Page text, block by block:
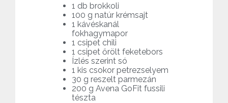
1 db brokkoli
100 g natúr krémsajt
1 kávéskanál
fokhagymapor
1 csipet chili
1 csipet őrölt feketebors
Ízlés szerint só
1 kis csokor petrezselyem
30 g reszelt parmezán
200 g Avena GoFit fussili
tészta